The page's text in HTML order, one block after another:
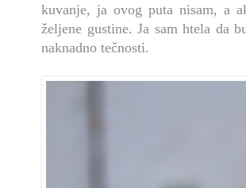
kuvanje, ja ovog puta nisam, a
željene gustine. Ja sam htela da
naknadno tečnosti.